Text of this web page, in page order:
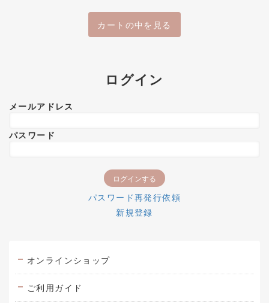
カートの中を見る
ログイン
メールアドレス
パスワード
パスワード再発行依頼
新規登録
オンラインショップ
ご利用ガイド